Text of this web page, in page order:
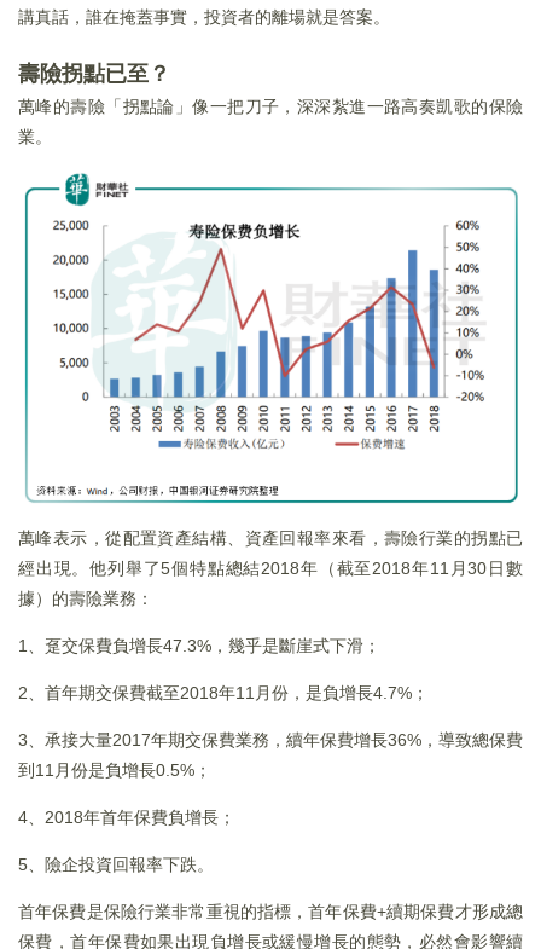
講真話，誰在掩蓋事實，投資者的離場就是答案。
壽險拐點已至？
萬峰的壽險「拐點論」像一把刀子，深深紮進一路高奏凱歌的保險
業。
萬峰表示，從配置資產結構、資產回報率來看，壽險行業的拐點已
經出現。他列舉了5個特點總結2018年（截至2018年11月30日數
據）的壽險業務：
1、趸交保費負增長47.3%，幾乎是斷崖式下滑；
2、首年期交保費截至2018年11月份，是負增長4.7%；
3、承接大量2017年期交保費業務，續年保費增長36%，導致總保費
到11月份是負增長0.5%；
4、2018年首年保費負增長；
5、險企投資回報率下跌。
首年保費是保險行業非常重視的指標，首年保費+續期保費才形成總
保費，首年保費如果出現負增長或緩慢增長的態勢，必然會影響續